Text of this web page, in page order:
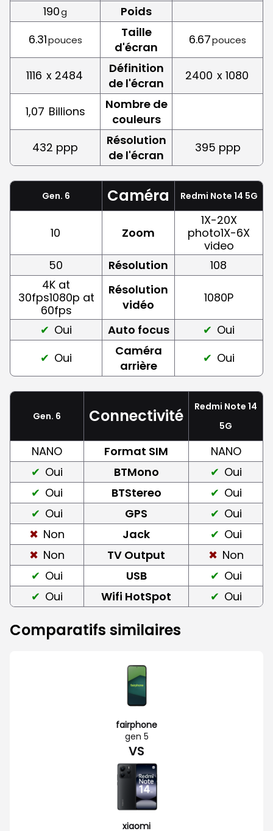
190g
Poids
6.31pouces
Taille
d'écran
6.67pouces
1116 x 2484
Définition
de l'écran
2400 x 1080
1,07 Billions
Nombre de
couleurs
432 ppp
Résolution
de l'écran
395 ppp
Gen. 6 Caméra Redmi Note 14 5G
10 Zoom
1X-20X
photo1X-6X
video
50
Résolution
108
4K at
30fps1080p at
60fps
Résolution
vidéo
1080P
Oui Auto focus
Oui
Oui
Caméra
arrière
Oui
Gen. 6 Connectivité
Redmi Note 14
5G
NANO Format SIM
NANO
Oui
BTMono
Oui
Oui
BTStereo
Oui
Oui
GPS
Oui
Non
Jack
Oui
Non
TV Output
Non
Oui
USB
Oui
Oui
Wifi HotSpot Oui
Comparatifs similaires
fairphone
gen 5
VS
xiaomi